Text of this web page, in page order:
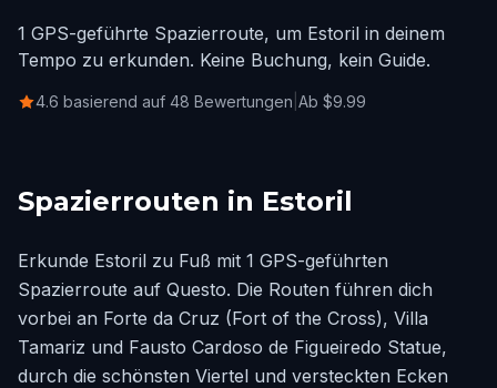
1 GPS-geführte Spazierroute, um Estoril in deinem
Tempo zu erkunden. Keine Buchung, kein Guide.
4.6 basierend auf 48 Bewertungen Ab $9.99
Spazierrouten in Estoril
Erkunde Estoril zu Fuß mit 1 GPS-geführten
Spazierroute auf Questo. Die Routen führen dich
vorbei an Forte da Cruz (Fort of the Cross), Villa
Tamariz und Fausto Cardoso de Figueiredo Statue,
durch die schönsten Viertel und versteckten Ecken